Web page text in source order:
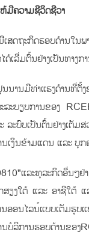
ມີຄວາມຊີວິດຊີວາ
ະກິດຮອບດ້ານໃນພາ
ເລີ່ມຕົ້ນຢ່າງເປັນທາງກ
ນານມີທ່າແຮງດ້ານທີ່ຕັ້
ະບຽບການຂອງ
ລະບົບເປັນຕົ້ນຢ່າງເ
ນເງິນຂ້າມແດນ ແລະ ບຸ
ແລະທຸລະກິດອື່ນໆຢ່
ສຽງໃຕ້ ແລະ ອາຊີໃຕ້
ອອນໄລນ໌ແບບເຕັມຮູບ
ນບໍລິການຮອບດ້ານຂ